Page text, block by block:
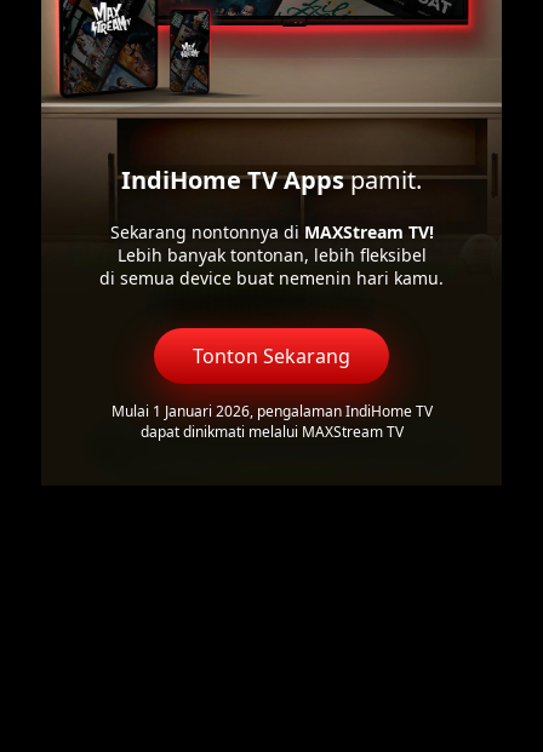
IndiHome TV Appspamit.
Sekarang nontonnya di MAXStream TV!
Lebih banyak tontonan, lebih fleksibel
di semua device buat nemenin hari kamu.
Tonton Sekarang
Mulai 1 Januari 2026, pengalaman IndiHome TV
dapat dinikmati melalui MAXStream TV